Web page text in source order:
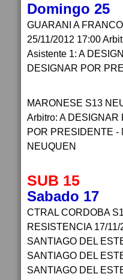
Domingo
GUARANI A
25/11/2012 17:00
Asistente 1: A
DESIGNAR POR
MARONESE S13
Arbitro: A
POR PRESIDENTE -
NEUQUEN
SUB 15
Sabado 17
CTRAL CORDOBA
RESISTENCIA 17/
SANTIAGO DEL
SANTIAGO DEL
SANTIAGO DEL